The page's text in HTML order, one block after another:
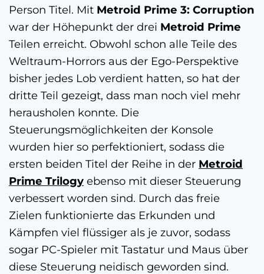
Person Titel. Mit Metroid Prime 3: Corruption
war der Höhepunkt der drei Metroid Prime
Teilen erreicht. Obwohl schon alle Teile des
Weltraum-Horrors aus der Ego-Perspektive
bisher jedes Lob verdient hatten, so hat der
dritte Teil gezeigt, dass man noch viel mehr
herausholen konnte. Die
Steuerungsmöglichkeiten der Konsole
wurden hier so perfektioniert, sodass die
ersten beiden Titel der Reihe in der Metroid
Prime Trilogy ebenso mit dieser Steuerung
verbessert worden sind. Durch das freie
Zielen funktionierte das Erkunden und
Kämpfen viel flüssiger als je zuvor, sodass
sogar PC-Spieler mit Tastatur und Maus über
diese Steuerung neidisch geworden sind.